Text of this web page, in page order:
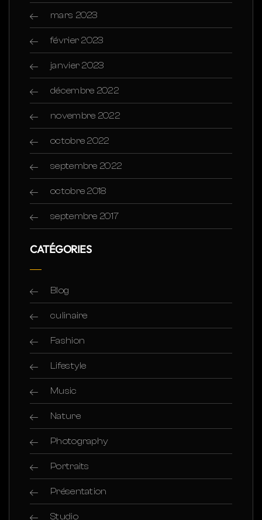
mars 2023
février 2023
janvier 2023
décembre 2022
novembre 2022
octobre 2022
septembre 2022
octobre 2018
septembre 2017
CATÉGORIES
Blog
culinaire
Fashion
Lifestyle
Music
Nature
Photography
Portraits
Présentation
Studio